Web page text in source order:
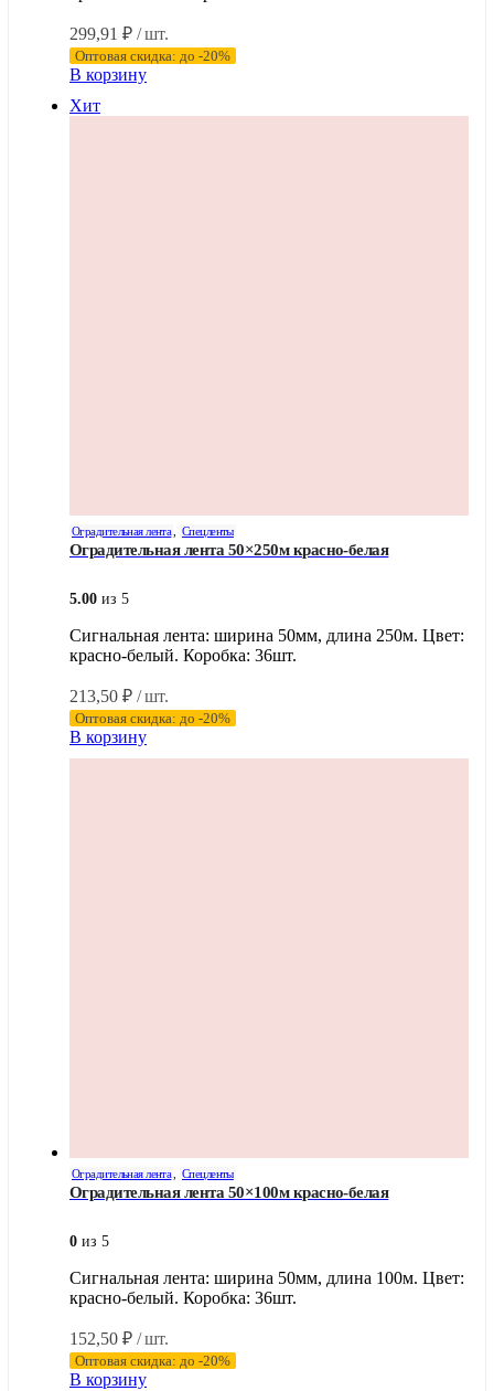
299,91 ₽ / шт.
Оптовая скидка: до -20%
В корзину
Хит
Оградительная лента, Спецленты
Оградительная лента 50×250м красно-белая
5.00 из 5
Сигнальная лента: ширина 50мм, длина 250м. Цвет:
красно-белый. Коробка: 36шт.
213,50 ₽ / шт.
Оптовая скидка: до -20%
В корзину
Оградительная лента, Спецленты
Оградительная лента 50×100м красно-белая
0 из 5
Сигнальная лента: ширина 50мм, длина 100м. Цвет:
красно-белый. Коробка: 36шт.
152,50 ₽ / шт.
Оптовая скидка: до -20%
В корзину